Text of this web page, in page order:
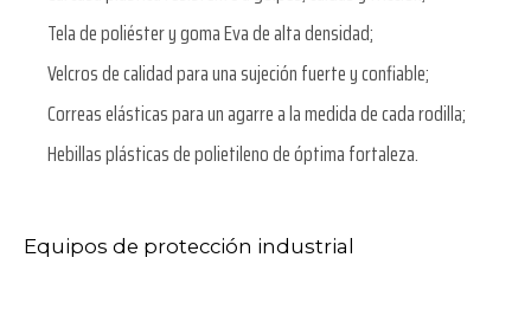
Tela de poliéster y goma Eva de alta densidad;
Velcros de calidad para una sujeción fuerte y confiable;
Correas elásticas para un agarre a la medida de cada rodilla;
Hebillas plásticas de polietileno de óptima fortaleza.
Equipos de protección industrial